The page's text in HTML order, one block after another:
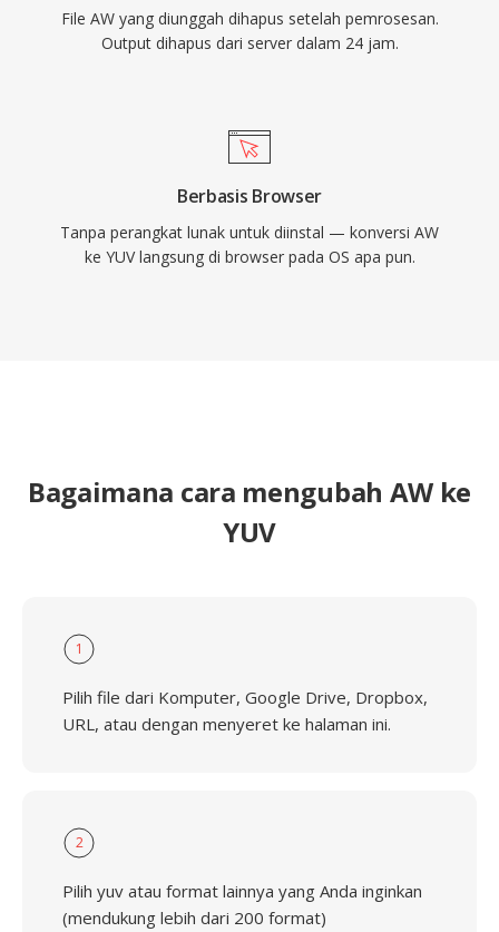
File AW yang diunggah dihapus setelah pemrosesan.
Output dihapus dari server dalam 24 jam.
Berbasis Browser
Tanpa perangkat lunak untuk diinstal — konversi AW
ke YUV langsung di browser pada OS apa pun.
Bagaimana cara mengubah AW ke
YUV
1
Pilih file dari Komputer, Google Drive, Dropbox,
URL, atau dengan menyeret ke halaman ini.
2
Pilih yuv atau format lainnya yang Anda inginkan
(mendukung lebih dari 200 format)